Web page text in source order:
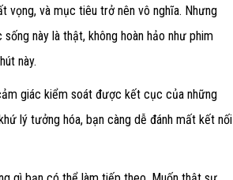
vọng, và mục tiêu trở nên vô nghĩa. Nhưng
này là thật, không hoàn hảo như phim
này.
giác kiểm soát được kết cục của những
lý tưởng hóa, bạn càng dễ đánh mất kết nối